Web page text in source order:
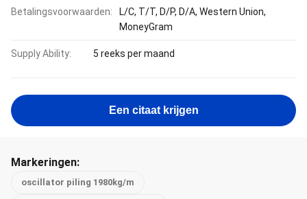
Betalingsvoorwaarden:
L/C, T/T, D/P, D/A, Western Union,
MoneyGram
Supply Ability: 5 reeks per maand
Een citaat krijgen
Markeringen:
oscillator piling 1980kg/m